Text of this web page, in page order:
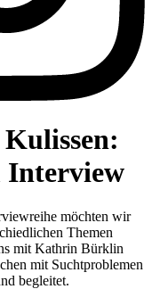
möchten wir
Themen
mit Kathrin Bürklin
mit Suchtproblemen
begleitet.